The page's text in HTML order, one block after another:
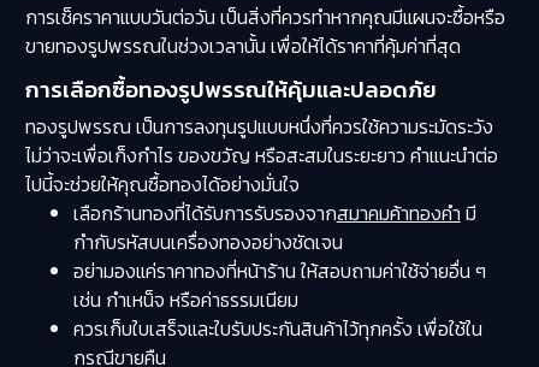
การเช็คราคาแบบวันต่อวัน เป็นสิ่งที่ควรทำหากคุณมีแผนจะซื้อหรือ
ขายทองรูปพรรณในช่วงเวลานั้น เพื่อให้ได้ราคาที่คุ้มค่าที่สุด
การเลือกซื้อทองรูปพรรณให้คุ้มและปลอดภัย
ทองรูปพรรณ เป็นการลงทุนรูปแบบหนึ่งที่ควรใช้ความระมัดระวัง
ไม่ว่าจะเพื่อเก็งกำไร ของขวัญ หรือสะสมในระยะยาว คำแนะนำต่อ
ไปนี้จะช่วยให้คุณซื้อทองได้อย่างมั่นใจ
เลือกร้านทองที่ได้รับการรับรองจากสมาคมค้าทองคำ มี
กำกับรหัสบนเครื่องทองอย่างชัดเจน
อย่ามองแค่ราคาทองที่หน้าร้าน ให้สอบถามค่าใช้จ่ายอื่น ๆ
เช่น กำเหน็จ หรือค่าธรรมเนียม
ควรเก็บใบเสร็จและใบรับประกันสินค้าไว้ทุกครั้ง เพื่อใช้ใน
กรณีขายคืน